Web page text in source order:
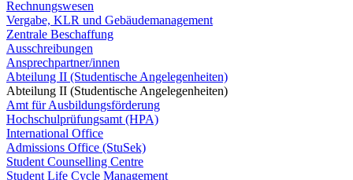
Rechnungswesen
Vergabe, KLR und Gebäudemanagement
Zentrale Beschaffung
Ausschreibungen
Ansprechpartner/innen
Abteilung II (Studentische Angelegenheiten)
Abteilung II (Studentische Angelegenheiten)
Amt für Ausbildungsförderung
Hochschulprüfungsamt (HPA)
International Office
Admissions Office (StuSek)
Student Counselling Centre
Student Life Cycle Management